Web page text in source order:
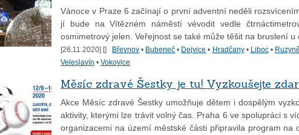
Vánoce v Praze 6 začínají o první adventní neděli
jí bude na Vítězném náměstí vévodit vedle
osmimetrový jelen. Veřejnost se také může těšit na bruslení u
[26.11.2020] [] Břevnov • Bubeneč • Dejvice • Hradčany• Liboc• Ruzyně
Veleslavín • Vokovice
Měsíc zdravé Šestky je tu! Vyzkoušejte
Akce Měsíc zdravé Šestky umožňuje dětem i dospělým
aktivity, kterými lze trávit volný čas. Praha 6 ve spolupráci s
organizacemi na území městské části připravila program na